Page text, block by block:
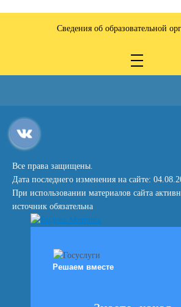
Сведения об образовательной
Все права защищены.
Дата последнего изменения на сайте:
При использовании материалов сайта
источник обязательна
Решаем вместе